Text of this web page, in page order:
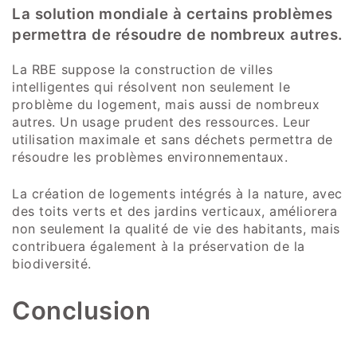
La solution mondiale à certains problèmes
permettra de résoudre de nombreux autres.
La RBE suppose la construction de villes
intelligentes qui résolvent non seulement le
problème du logement, mais aussi de nombreux
autres. Un usage prudent des ressources. Leur
utilisation maximale et sans déchets permettra de
résoudre les problèmes environnementaux.
La création de logements intégrés à la nature, avec
des toits verts et des jardins verticaux, améliorera
non seulement la qualité de vie des habitants, mais
contribuera également à la préservation de la
biodiversité.
Conclusion